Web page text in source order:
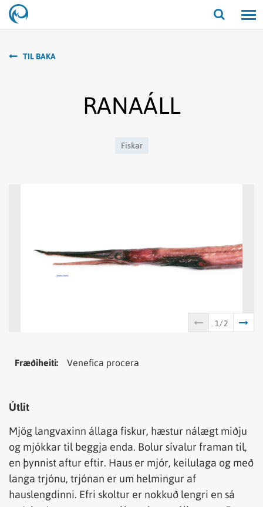
Opna/
TIL BAKA
RANAÁLL
Fiskar
Tungumál Samheiti
Fræðiheiti: Venefica procera
Útlit
Mjög langvaxinn állaga fiskur, hæstur nálægt miðju
og mjókkar til beggja enda. Bolur sívalur framan til,
en þynnist aftur eftir. Haus er mjór, keilulaga og með
langa trjónu, trjónan er um helmingur af
hauslengdinni. Efri skoltur er nokkuð lengri en sá